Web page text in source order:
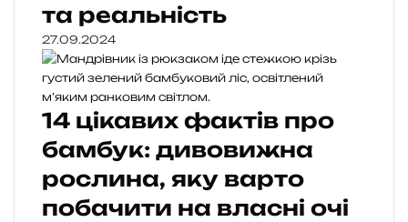
та реальність
27.09.2024
14 цікавих фактів про
бамбук: дивовижна
рослина, яку варто
побачити на власні очі